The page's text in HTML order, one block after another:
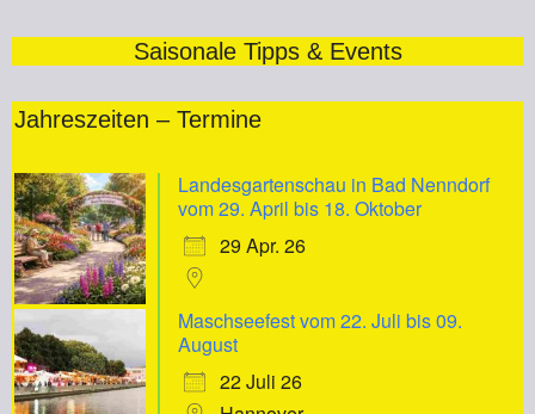
Saisonale Tipps & Events
Jahreszeiten – Termine
Landesgartenschau in Bad Nenndorf
vom 29. April bis 18. Oktober
29 Apr. 26
Maschseefest vom 22. Juli bis 09.
August
22 Juli 26